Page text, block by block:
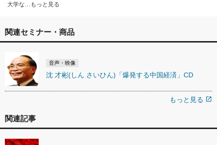
大学な…もっと見る
関連セミナー・商品
音声・映像
沈 才彬(しん さいひん)「爆発する中国経済」CD
もっと見る open_in_new
関連記事